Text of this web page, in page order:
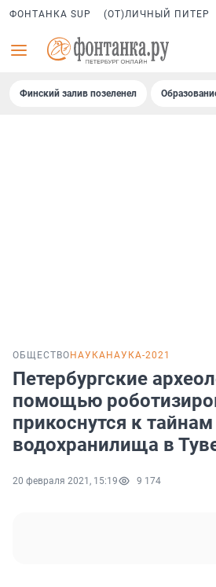
ФОНТАНКА SUP (ОТ)ЛИЧНЫЙ ПИТЕР
Финский залив позеленел
ОБЩЕСТВО НАУКА НАУКА-2021
Петербургские
помощью
прикоснутся к
водохранилища в
20 февраля 2021, 15:19 9 174